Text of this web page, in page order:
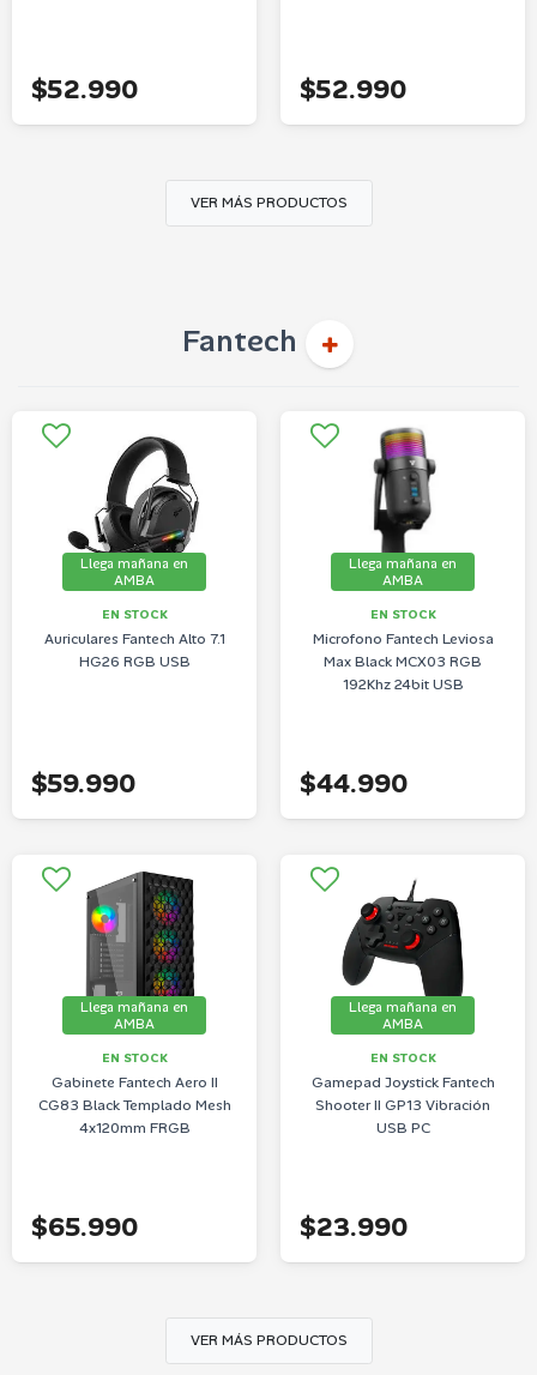
$52.990 $52.990
VER MÁS PRODUCTOS
Fantech
Llega mañana en
AMBA
EN STOCK
Auriculares Fantech Alto 7.1
HG26 RGB USB
$59.990
Llega mañana en
AMBA
EN STOCK
Microfono Fantech Leviosa
Max Black MCX03 RGB
192Khz 24bit USB
$44.990
Llega mañana en
AMBA
EN STOCK
Gabinete Fantech Aero II
CG83 Black Templado Mesh
4x120mm FRGB
$65.990
Llega mañana en
AMBA
EN STOCK
Gamepad Joystick Fantech
Shooter II GP13 Vibración
USB PC
$23.990
VER MÁS PRODUCTOS